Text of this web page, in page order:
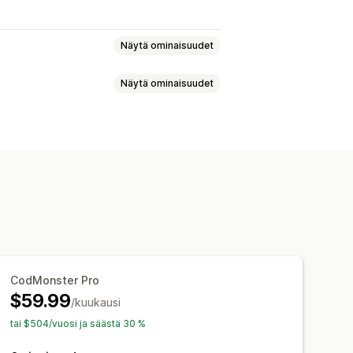
Näytä ominaisuudet
hallinnointi
jälkeiset lisämyynnit
Näytä ominaisuudet
Lomakkeen rajoitukset
CodMonster Pro
$59.99/kuukausi
tai $504/vuosi ja säästä 30 %